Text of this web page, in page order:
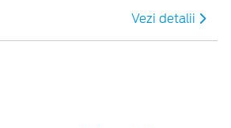
Vezi detalii